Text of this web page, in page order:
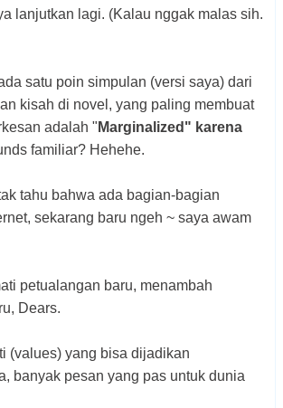
lanjutkan lagi. (Kalau nggak malas sih.
satu poin simpulan (versi saya) dari
kisah di novel, yang paling membuat
adalah " Marginalized" karena
familiar? Hehehe.
tahu bahwa ada bagian-bagian
sekarang baru ngeh ~ saya awam
petualangan baru, menambah
Dears.
(values) yang bisa dijadikan
banyak pesan yang pas untuk dunia